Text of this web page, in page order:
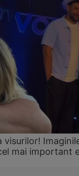
visurilor!
mai important